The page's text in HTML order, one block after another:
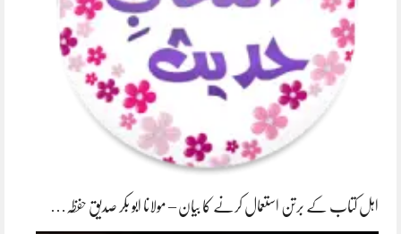
اہل کتاب کے برتن استعمال کرنے کا بیان – مولانا ابو بکر صدیق حفظہ…